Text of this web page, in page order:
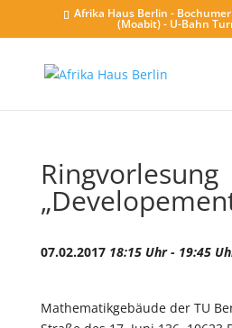
Afrika Haus Berlin -
(Moabit) - U-Bahn
Ringvorlesung
07.02.2017 18:15 Uhr - 19:45
Mathematikgebäude der TU